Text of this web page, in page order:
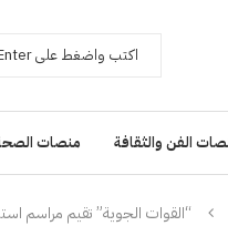
الفن والثقافة منصات
“القوات الجوية” تقيم مراسم